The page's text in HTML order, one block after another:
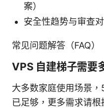
案）
安全性趋势与审查
常见问题解答（FAQ）
VPS 自建梯子需要
大多数家庭使用场景
已足够，更多需求请